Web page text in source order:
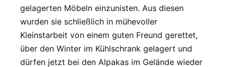
gelagerten Möbeln einzunisten. Aus diesen
wurden sie schließlich in mühevoller
Kleinstarbeit von einem guten Freund gerettet,
über den Winter im Kühlschrank gelagert und
dürfen jetzt bei den Alpakas im Gelände wieder